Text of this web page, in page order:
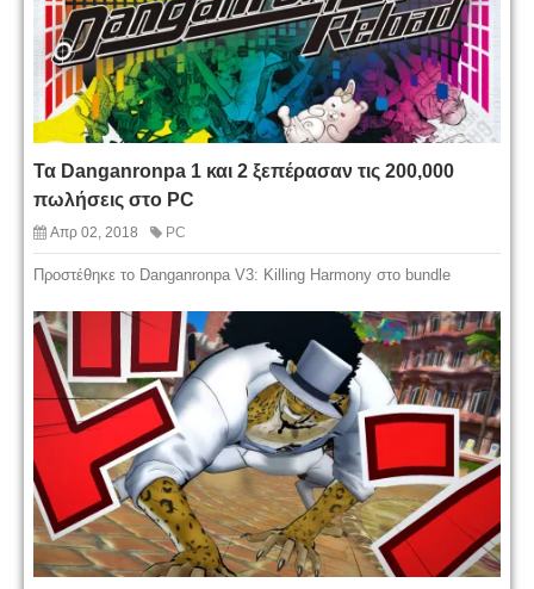
Τα Danganronpa 1 και 2 ξεπέρασαν τις 200,000
πωλήσεις στο PC
Απρ 02, 2018 PC
Προστέθηκε το Danganronpa V3: Killing Harmony στο bundle